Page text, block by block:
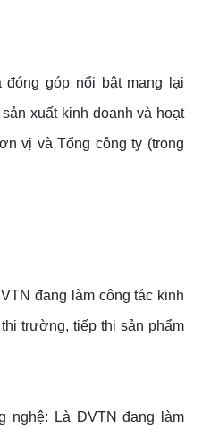
góp nổi bật mang lại
xuất kinh doanh và hoạt
vị và Tổng công ty (trong
đang làm công tác kinh
trường, tiếp thị sản phẩm
nghệ: Là ĐVTN đang làm